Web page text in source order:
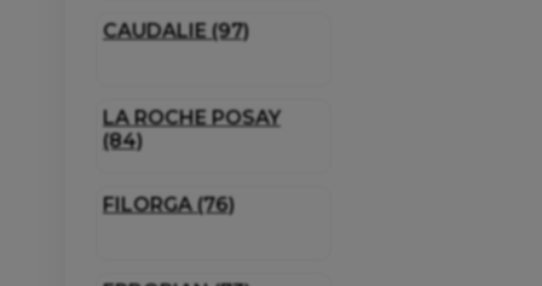
CAUDALIE (97)
LA ROCHE POSAY
(84)
FILORGA (76)